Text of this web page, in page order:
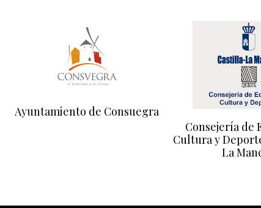
Ayuntamiento de Consuegra
Consejería de
Cultura y
La